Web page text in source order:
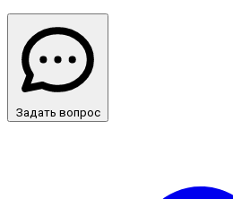
Задать вопрос